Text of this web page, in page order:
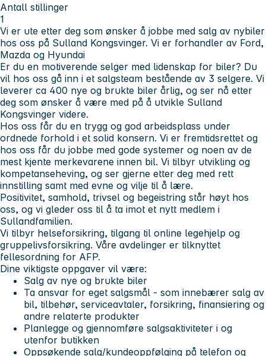
Antall stillinger
1
Vi er ute etter deg som ønsker å jobbe med salg av nybiler
hos oss på Sulland Kongsvinger. Vi er forhandler av Ford,
Mazda og Hyundai
Er du en motiverende selger med lidenskap for biler? Du
vil hos oss gå inn i et salgsteam bestående av 3 selgere. Vi
leverer ca 400 nye og brukte biler årlig, og ser nå etter
deg som ønsker å være med på å utvikle Sulland
Kongsvinger videre.
Hos oss får du en trygg og god arbeidsplass under
ordnede forhold i et solid konsern. Vi er fremtidsrettet og
hos oss får du jobbe med gode systemer og noen av de
mest kjente merkevarene innen bil. Vi tilbyr utvikling og
kompetanseheving, og ser gjerne etter deg med rett
innstilling samt med evne og vilje til å lære.
Positivitet, samhold, trivsel og begeistring står høyt hos
oss, og vi gleder oss til å ta imot et nytt medlem i
Sullandfamilien.
Vi tilbyr helseforsikring, tilgang til online legehjelp og
gruppelivsforsikring. Våre avdelinger er tilknyttet
fellesordning for AFP.
Dine viktigste oppgaver vil være:
Salg av nye og brukte biler
Ta ansvar for eget salgsmål - som innebærer salg av
bil, tilbehør, serviceavtaler, forsikring, finansiering og
andre relaterte produkter
Planlegge og gjennomføre salgsaktiviteter i og
utenfor butikken
Oppsøkende salg/kundeoppfølging på telefon og